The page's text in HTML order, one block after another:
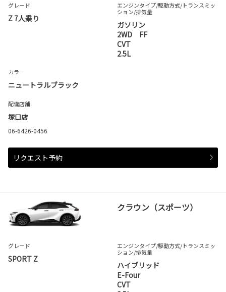
グレード
Z 7人乗り
エンジンタイプ/駆動方式/トランスミッ
ション/排気量
ガソリン
2WD FF
CVT
2.5L
カラー
ニュートラルブラック
配備店舗
塚口店
06-6426-0456
リクエスト予約
クラウン（スポーツ）
グレード
SPORT Z
エンジンタイプ/駆動方式/トランスミッ
ション/排気量
ハイブリッド
E-Four
CVT